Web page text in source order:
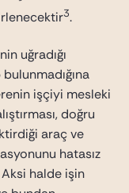
3.
uğradığı
işçiyi mesleki
doğru
araç ve
hatasız
halde işin